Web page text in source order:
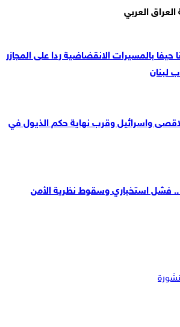
العربي
حيفا بالمسيرات الانقضاضية ردا على المجازر
لبنان
واسرائيل وقرب نهاية حكم الذيول في
فشل استخباري وسقوط نظرية الأمن